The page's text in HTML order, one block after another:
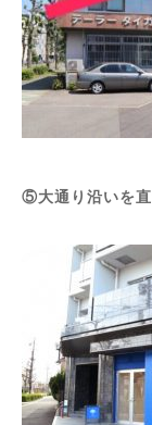
⑤大通り沿いを